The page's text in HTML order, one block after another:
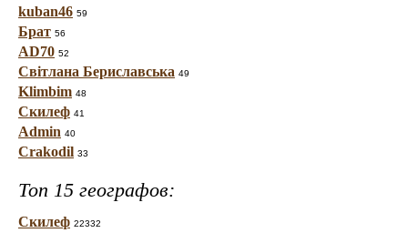
kuban46 59
Брат 56
AD70 52
Світлана Бериславська 49
Klimbim 48
Скилеф 41
Admin 40
Crakodil 33
Топ 15 географов:
Скилеф 22332